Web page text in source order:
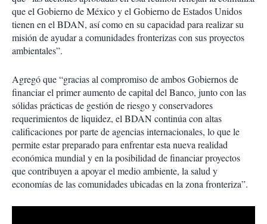
que el Gobierno de México y el Gobierno de Estados Unidos
tienen en el BDAN, así como en su capacidad para realizar su
misión de ayudar a comunidades fronterizas con sus proyectos
ambientales”.
Agregó que “gracias al compromiso de ambos Gobiernos de
financiar el primer aumento de capital del Banco, junto con las
sólidas prácticas de gestión de riesgo y conservadores
requerimientos de liquidez, el BDAN continúa con altas
calificaciones por parte de agencias internacionales, lo que le
permite estar preparado para enfrentar esta nueva realidad
económica mundial y en la posibilidad de financiar proyectos
que contribuyen a apoyar el medio ambiente, la salud y
economías de las comunidades ubicadas en la zona fronteriza”.